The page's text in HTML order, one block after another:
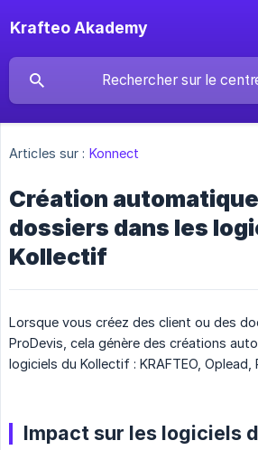
Krafteo Akademy
Articles sur : Konnect
Création
dossiers dans les
Kollectif
Lorsque vous créez des client ou des
ProDevis, cela génère des créations
logiciels du Kollectif : KRAFTEO, Oplead,
Impact sur les logiciels